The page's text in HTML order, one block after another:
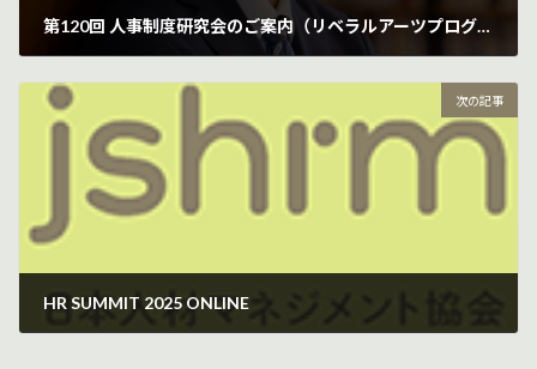
第120回 人事制度研究会のご案内（リベラルアーツプログラム5）
次の記事
HR SUMMIT 2025 ONLINE